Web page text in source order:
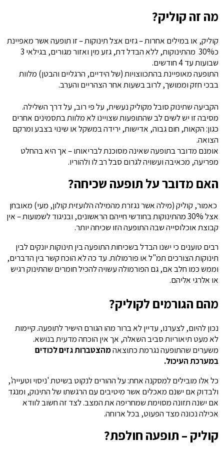
מה זה קוליק?
קוליק, או במילים אחרות – גזים אצל תינוקות – זו תופעה אשר מאפיינת
כ30% מהתינוקות, ללא הבדל דת, גזע מין ואזור מגורים, בגילאי 3
שבועות עד 4 חודשים.
התופעה מאופיינת בהתכווצויות (של הידיים, הרגליים והבטן) מלוות
בבכי חזק וממושך, לרוב בשעות אחר הצהריים והערב.
הקביעה שתינוק סובל מקוליק נעשית, על פי רוב, על דרך השלילה.
מסיבה זו יש לשים לב שהתופעות שצויינו לא מלוות בתסמינים אחרים
כגון: הקאות, חום גבוה, אדישות, ירידה במשקל או שינוי בצבע ומרקם
הצואה.
אומנם מדובר בתופעה שאינה מסוכנת לבריאותו – אך היא בהחלט
מפריעה, מכאיבה ועשויה לגרום סבל רב לו ולהוריו.
האם מדובר על תופעה שכיחה?
כאמור, קוליק (מילה אשר נגזרת מהמילה הלועזית קולון, מעי) מאובחן
אצל 30% מהתינוקות בחודשי חייהם הראשונים, ובניגוד לשמועות – אין
קבוצת אוכלוסייה שבה התופעה הזו שכיחה יותר.
רבים טוענים כי ישנו הבדל בשכיחות התופעה בין תינוקות יונקים לבין
תינוקות הצורכים תמ"ל או פורמולות. עד כה לא הוכח קשר בין הדברים,
וממש כמו חלב אם, גם הפורמולה עשויה להכיל חומרים שהתינוק רגיש
או אלרגי אליהם.
מהם הגורמים לקוליק?
נכון להיום, לצערנו, עדיין לא ברור מהו הגורם הישיר לתופעה. קיימות
לא מעט תיאוריות סביב השאלה, אך אין הוכחה מדעית בנושא.
משערים שהתופעה נגרמת כתוצאהמהצטברות גזים לכודים
במערכת העיכול.
כל אלו מובילים למסקנה אחת: על ההורים לנקוט בשיטת 'ניסוי וטעייה',
ולבדוק אם ישנם מאכלים אשר מיטיבים עם הרגשתו של התינוק, ומנגד
אם ישנה תזונה מסוימת שמחריפה את המצב. לצד זה חשוב לוודא
אכילה נכונה מצד הפעוט, בכל ארוחה.
קוליק – תופעה חולפת?